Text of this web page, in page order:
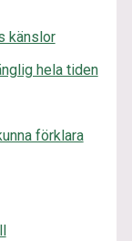
känslor
hela tiden
förklara